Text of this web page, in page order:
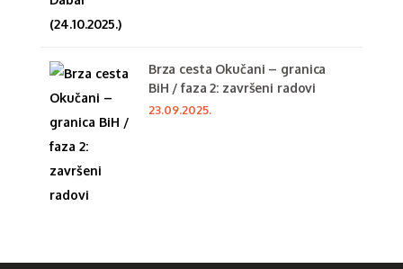
Brza cesta Okučani – granica
BiH / faza 2: završeni radovi
23.09.2025.